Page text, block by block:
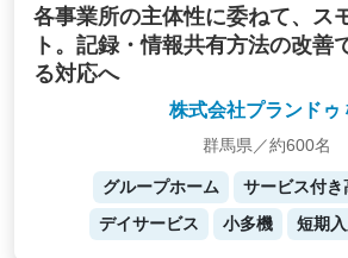
各事業所の主体性に委ねて、ス
ト。記録・情報共有方法の改善
る対応へ
株式会社プランドゥ
群馬県／約600名
グループホーム
サービス付き
デイサービス
小多機 短期